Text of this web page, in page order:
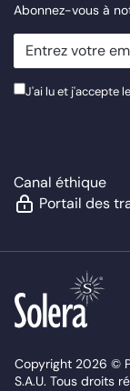
Abonnez-vous à
newsletter.suscribe
J'ai lu et j'accepte le
Canal éthique
Portail des
Copyright 2026 ©
S.A.U. Tous droits